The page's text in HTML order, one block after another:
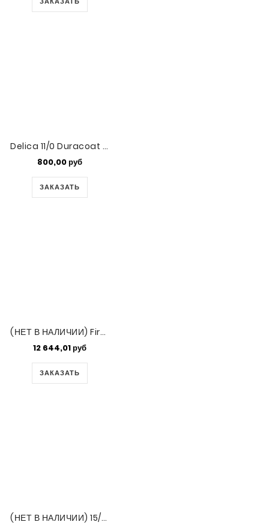
Delica 11/0 Duracoat Galvanized Silver
800,00 руб
ЗАКАЗАТЬ
(НЕТ В НАЛИЧИИ) Fireline нити 6Lb 0,15мм Crystal 13,72м
12 644,01 руб
ЗАКАЗАТЬ
(НЕТ В НАЛИЧИИ) 15/0 Duracoat Galvanized Silver-50 Gm Bg (4201)